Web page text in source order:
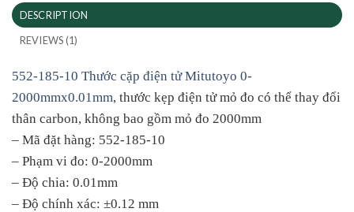
DESCRIPTION
REVIEWS (1)
552-185-10 Thước cặp điện tử Mitutoyo 0-
2000mmx0.01mm, thước kẹp điện tử mỏ đo có thể thay đổi
thân carbon, không bao gồm mỏ đo 2000mm
– Mã đặt hàng: 552-185-10
– Phạm vi đo: 0-2000mm
– Độ chia: 0.01mm
– Độ chính xác: ±0.12 mm